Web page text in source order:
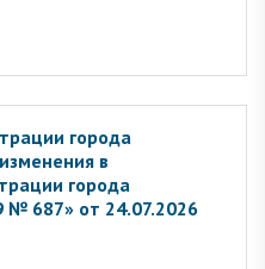
города
в
города
№ 687» от 24.07.2026